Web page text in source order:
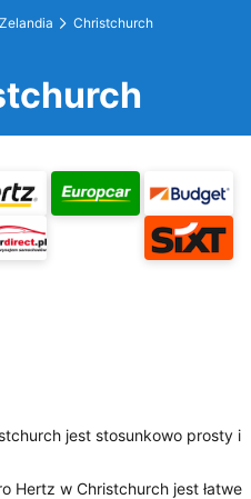
Christchurch
jest stosunkowo prosty i
Hertz w Christchurch jest łatwe